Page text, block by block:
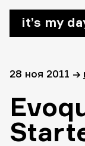
it’s my
28 ноя 2011 →